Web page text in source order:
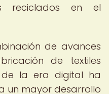
reciclados en el
de avances
de textiles
la era digital ha
un mayor desarrollo